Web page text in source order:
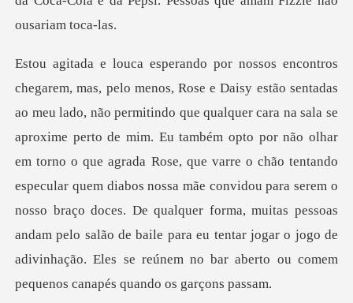
rto de mim. Eu também opto por não olhar
em torno o que agrada Rose, que varre o chão tentando
especular quem diabos nossa mãe convidou para serem o
nosso braço doces. De qualq